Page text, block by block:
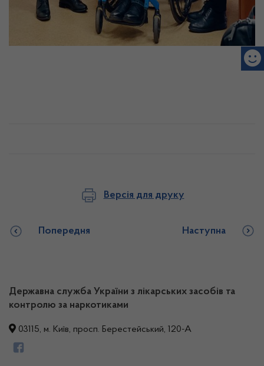
Версія для друку
Попередня Наступна
Державна служба України з лікарських засобів та
контролю за наркотиками
03115, м. Київ, просп. Берестейський, 120-А